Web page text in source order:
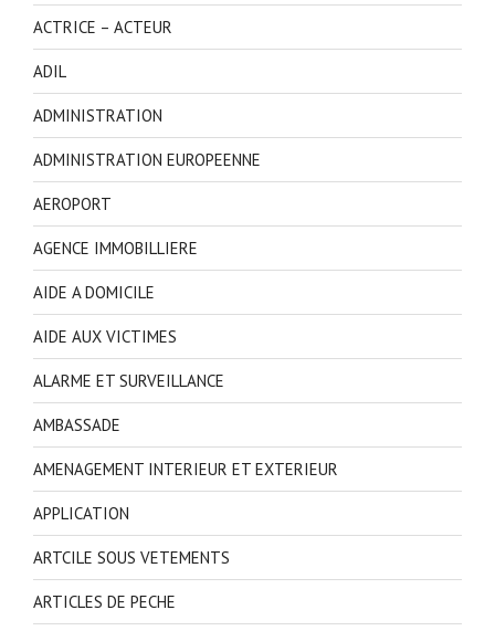
ACTRICE – ACTEUR
ADIL
ADMINISTRATION
ADMINISTRATION EUROPEENNE
AEROPORT
AGENCE IMMOBILLIERE
AIDE A DOMICILE
AIDE AUX VICTIMES
ALARME ET SURVEILLANCE
AMBASSADE
AMENAGEMENT INTERIEUR ET EXTERIEUR
APPLICATION
ARTCILE SOUS VETEMENTS
ARTICLES DE PECHE